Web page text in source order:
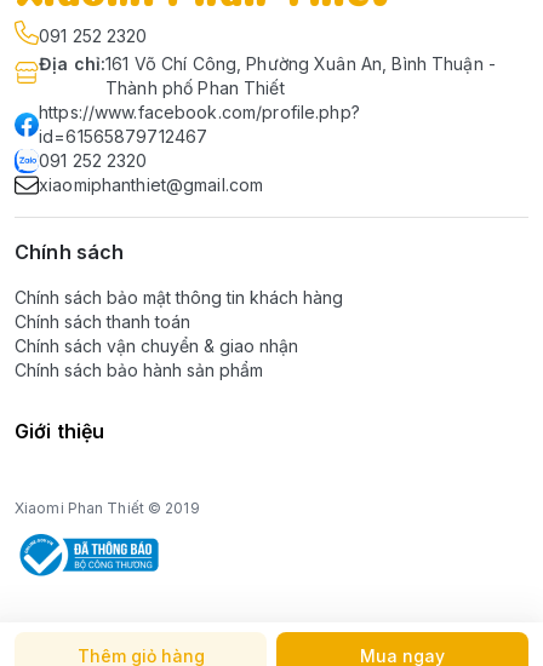
Thêm giỏ hàng Mua ngay
091 252 2320
Địa chỉ:161 Võ Chí Công, Phường Xuân An, Bình Thuận -
Thành phố Phan Thiết
https://www.facebook.com/profile.php?
id=61565879712467
091 252 2320
xiaomiphanthiet@gmail.com
Chính sách
Chính sách bảo mật thông tin khách hàng
Chính sách thanh toán
Chính sách vận chuyển & giao nhận
Chính sách bảo hành sản phẩm
Giới thiệu
Xiaomi Phan Thiết © 2019